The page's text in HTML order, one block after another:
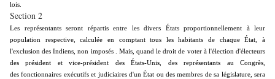
lois.
Section 2
Les représentants seront répartis entre les divers États proportionnellement à leur
population respective, calculée en comptant tous les habitants de chaque État, à
l'exclusion des Indiens, non imposés . Mais, quand le droit de voter à l'élection d'électeurs
des président et vice-président des États-Unis, des représentants au Congrès,
des fonctionnaires exécutifs et judiciaires d'un État ou des membres de sa législature, sera